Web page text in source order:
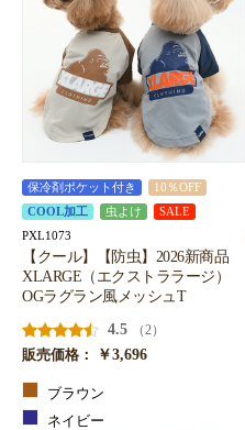
保冷剤ポケット付き
10％OFF
COOL加工
虫よけ SALE
PXL1073
【クール】【防虫】2026新商品
XLARGE（エクストララージ）
OGラグラン風メッシュT
4.5
（2）
販売価格：
￥3,696
ブラウン
ネイビー
お買い物を続ける